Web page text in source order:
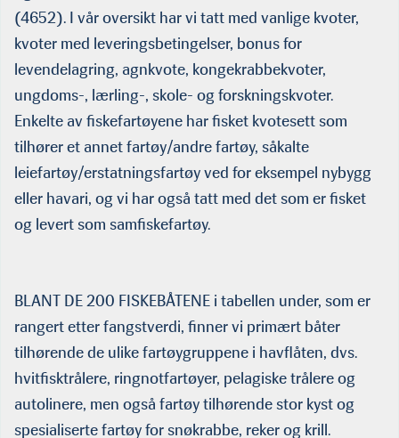
(4652). I vår oversikt har vi tatt med vanlige kvoter,
kvoter med leveringsbetingelser, bonus for
levendelagring, agnkvote, kongekrabbekvoter,
ungdoms-, lærling-, skole- og forskningskvoter.
Enkelte av fiskefartøyene har fisket kvotesett som
tilhører et annet fartøy/andre fartøy, såkalte
leiefartøy/erstatningsfartøy ved for eksempel nybygg
eller havari, og vi har også tatt med det som er fisket
og levert som samfiskefartøy.
BLANT DE 200 FISKEBÅTENE i tabellen under, som er
rangert etter fangstverdi, finner vi primært båter
tilhørende de ulike fartøygruppene i havflåten, dvs.
hvitfisktrålere, ringnotfartøyer, pelagiske trålere og
autolinere, men også fartøy tilhørende stor kyst og
spesialiserte fartøy for snøkrabbe, reker og krill.